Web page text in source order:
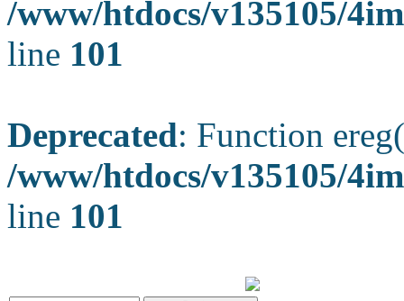
/www/htdocs/v135105/
line 101
Deprecated: Function
/www/htdocs/v135105/
line 101